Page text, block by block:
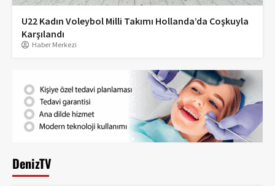
U22 Kadın Voleybol Milli Takımı Hollanda’da Coşkuyla
Karşılandı
Haber Merkezi
DenizTV